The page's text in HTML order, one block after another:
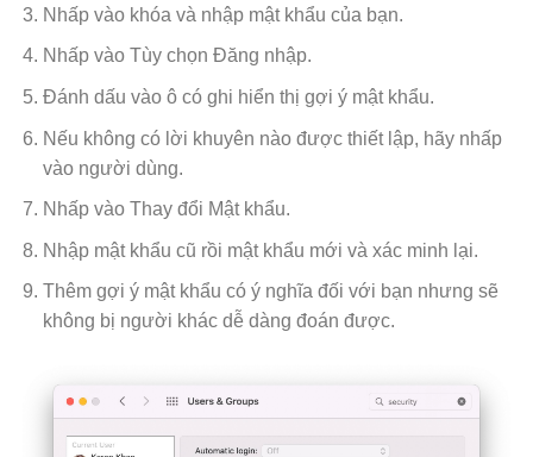
Nhấp vào khóa và nhập mật khẩu của bạn.
Nhấp vào Tùy chọn Đăng nhập.
Đánh dấu vào ô có ghi hiển thị gợi ý mật khẩu.
Nếu không có lời khuyên nào được thiết lập, hãy nhấp
vào người dùng.
Nhấp vào Thay đổi Mật khẩu.
Nhập mật khẩu cũ rồi mật khẩu mới và xác minh lại.
Thêm gợi ý mật khẩu có ý nghĩa đối với bạn nhưng sẽ
không bị người khác dễ dàng đoán được.